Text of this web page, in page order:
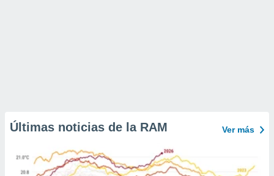
Últimas noticias de la RAM Ver más